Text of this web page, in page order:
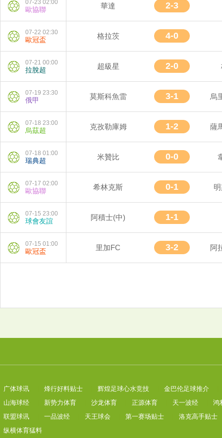
07-23 02:00
歐協聯 華達 2-3
07-22 02:30
歐冠盃 格拉茨 4-0
07-21 00:00
拉脫超 超級星 2-0
07-19 23:30
俄甲 莫斯科魚雷 3-1 烏
07-18 23:00
烏茲超 克孜勒庫姆 1-2 薩
07-18 01:00
瑞典超 米贊比 0-0
07-17 02:00
歐協聯 希林克斯 0-1
07-15 23:00
球會友誼 阿積士(中) 1-1
07-15 01:00
歐冠盃 里加FC 3-2 阿
广体球讯 烽行好料贴士 辉煌足球心水竞技 金巴伦足球推介
山海球经
新势力体育 沙龙体育 正源体育 天一波经
鸿
联盟球讯
一品波经 天王球会 第一赛场贴士
洛克高手贴士
纵横体育猛料